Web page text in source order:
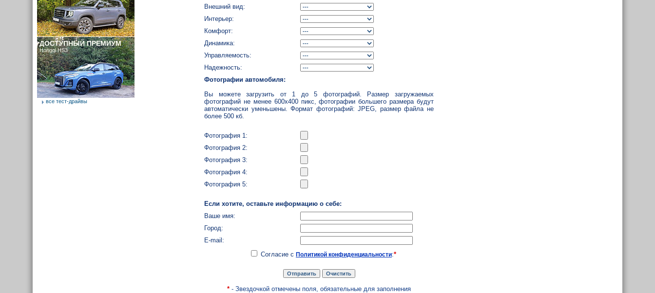
Внешний вид:
Интерьер:
Комфорт:
Динамика:
Управляемость:
Надежность:
Фотографии автомобиля:
Вы можете загрузить от 1 до 5 фотографий. Размер загружаемых
фотографий не менее 600x400 пикс, фотографии большего размера будут
автоматически уменьшены. Формат фотографий: JPEG, размер файла не
более 500 кб.
Фотография 1:
Фотография 2:
Фотография 3:
Фотография 4:
Фотография 5:
Если хотите, оставьте информацию о себе:
Ваше имя:
Город:
E-mail:
Согласие с Политикой конфиденциальности:*
* - Звездочкой отмечены поля, обязательные для заполнения
ДОСТУПНЫЙ ПРЕМИУМ
Hongqi HS3
все тест-драйвы